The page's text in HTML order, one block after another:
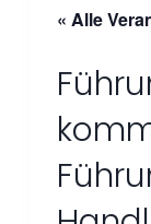
« Alle